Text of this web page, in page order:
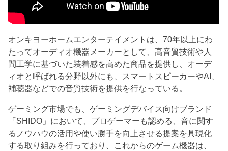
オンキヨーホームエンターテイメントは、70年以上にわ
たってオーディオ機器メーカーとして、高音質技術や人
間工学に基づいた装着感を高めた商品を提供し、オーデ
ィオと呼ばれる分野以外にも、スマートスピーカーやAI、
補聴器などでの音質技術を提供を行なっている。
ゲーミング市場でも、ゲーミングデバイス向けブランド
「SHIDO」において、プロゲーマーも認める、音に関す
るノウハウの活用や使い勝手を向上させる提案を具現化
する取り組みを行っており、これからのゲーム機器は、